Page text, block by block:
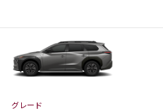
グレード